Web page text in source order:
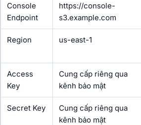
Console
Endpoint
https://console-
s3.example.com
Region us-east-1
Access
Key
Cung cấp riêng qua
kênh bảo mật
Secret Key
Cung cấp riêng qua
kênh bảo mật